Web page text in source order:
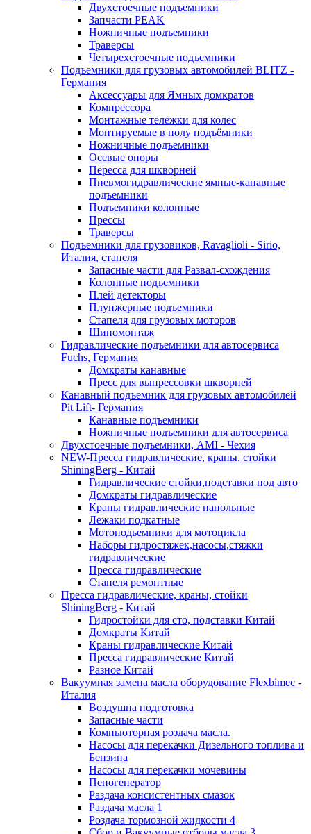
Двухстоечные подъемники
Запчасти PEAK
Ножничные подъемники
Траверсы
Четырехстоечные подъемники
Подъемники для грузовых автомобилей BLITZ -
Германия
Аксессуары для Ямных домкратов
Компрессора
Монтажные тележки для колёс
Монтируемые в полу подъёмники
Ножничные подъемники
Осевые опоры
Пересса для шкворней
Пневмогидравлические ямные-канавные
подъемники
Подъемники колонные
Прессы
Траверсы
Подъемники для грузовиков, Ravaglioli - Sirio,
Италия, стапеля
Запасные части для Развал-схождения
Колонные подъемники
Плей детекторы
Плунжерные подъемники
Стапеля для грузовых моторов
Шиномонтаж
Гидравлические подъемники для автосервиса
Fuchs, Германия
Домкраты канавные
Пресс для выпрессовки шкворней
Канавный подъемник для грузовых автомобилей
Pit Lift- Германия
Канавные подъемники
Ножничные подъемники для автосервиса
Двухстоечные подъемники, АМІ - Чехия
NEW-Пресса гидравлические, краны, стойки
ShiningBerg - Китай
Гидравлические стойки,подставки под авто
Домкраты гидравлические
Краны гидравлические напольные
Лежаки подкатные
Мотоподьемники для мотоцикла
Наборы гидростяжек,насосы,стяжки
гидравлические
Пресса гидравлические
Стапеля ремонтные
Пресса гидравлические, краны, стойки
ShiningBerg - Китай
Гидростойки для сто, подставки Китай
Домкраты Китай
Краны гидравлические Китай
Пресса гидравлические Китай
Разное Китай
Вакуумная замена масла оборудование Flexbimeс -
Италия
Воздушна подготовка
Запасные части
Компьюторная роздача масла.
Насосы для перекачки Дизельного топлива и
Бензина
Насосы для перекачки мочевины
Пеногенератор
Раздача консистентных смазок
Раздача масла 1
Роздача тормозной жидкости 4